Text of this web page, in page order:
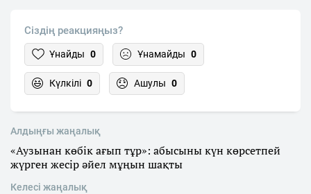
Сіздің реакцияңыз?
Ұнайды 0 Ұнамайды 0
Күлкілі 0 Ашулы 0
Алдыңғы жаңалық
«Аузынан көбік ағып тұр»: абысыны күн көрсетпей
жүрген жесір әйел мұңын шақты
Келесі жаңалық